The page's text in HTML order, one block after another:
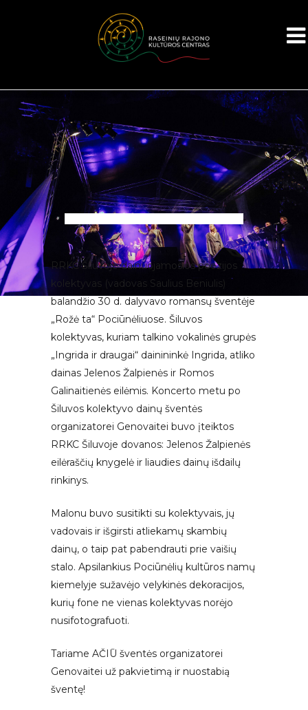
RRKC Šiluvoje dainuojamosios poezijos
kolektyvas (vadovas Saulius Beniulis)
balandžio 30 d. dalyvavo romansų šventėje
„Rožė ta“ Pociūnėliuose. Šiluvos
kolektyvas, kuriam talkino vokalinės grupės
„Ingrida ir draugai“ dainininkė Ingrida, atliko
dainas Jelenos Žalpienės ir Romos
Galinaitienės eilėmis. Koncerto metu po
Šiluvos kolektyvo dainų šventės
organizatorei Genovaitei buvo įteiktos
RRKC Šiluvoje dovanos: Jelenos Žalpienės
eilėraščių knygelė ir liaudies dainų išdailų
rinkinys.
Malonu buvo susitikti su kolektyvais, jų
vadovais ir išgirsti atliekamų skambių
dainų, o taip pat pabendrauti prie vaišių
stalo. Apsilankius Pociūnėlių kultūros namų
kiemelyje sužavėjo velykinės dekoracijos,
kurių fone ne vienas kolektyvas norėjo
nusifotografuoti.
Tariame AČIŪ šventės organizatorei
Genovaitei už pakvietimą ir nuostabią
šventę!